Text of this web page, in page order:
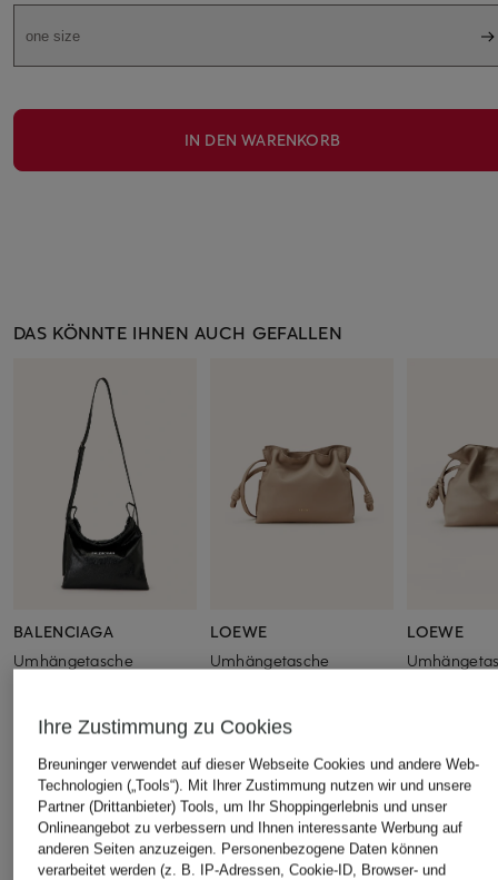
one size
IN DEN WARENKORB
DAS KÖNNTE IHNEN AUCH GEFALLEN
BALENCIAGA
Umhängetasche
LOEWE
Umhängetasche
CHF 2'090
LOEWE
ÄHNLICHE ARTIKEL ENTDECKEN
Ihre Zustimmung zu Cookies
Breuninger verwendet auf dieser Webseite Cookies und andere Web-
Technologien („Tools“). Mit Ihrer Zustimmung nutzen wir und unsere
Partner (Drittanbieter) Tools, um Ihr Shoppingerlebnis und unser
Onlineangebot zu verbessern und Ihnen interessante Werbung auf
anderen Seiten anzuzeigen. Personenbezogene Daten können
verarbeitet werden (z. B. IP-Adressen, Cookie-ID, Browser- und